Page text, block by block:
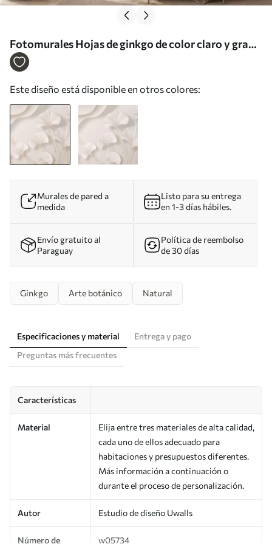
Fotomurales Hojas de ginkgo de color claro y gran
volumen, con líneas fluidas sobre un fondo de
Este diseño está disponible en otros colores:
Murales de pared a
medida
Listo para su entrega
en 1-3 días hábiles.
Envío gratuito al
Paraguay
Política de reembolso
de 30 días
Ginkgo Arte botánico Natural
Especificaciones y material
Entrega y pago
Preguntas más frecuentes
Características
Material
Elija entre tres materiales de alta calidad,
cada uno de ellos adecuado para
habitaciones y presupuestos diferentes.
Más información a continuación o
durante el proceso de personalización.
Autor Estudio de diseño Uwalls
Número de
w05734